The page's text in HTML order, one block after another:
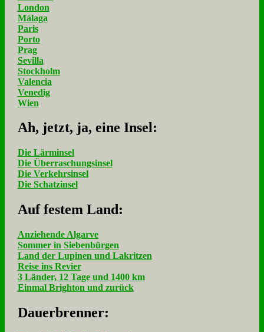
London
Málaga
Paris
Porto
Prag
Sevilla
Stockholm
Valencia
Venedig
Wien
Ah, jetzt, ja, ei­ne In­sel:
Die Lärminsel
Die Überraschungsinsel
Die Verkehrsinsel
Die Schatzinsel
Auf fe­stem Land:
Anziehende Algarve
Sommer in Siebenbürgen
Land der Lupinen und Lakritzen
Reise ins Revier
3 Länder, 12 Tage und 1400 km
Einmal Brighton und zurück
Dau­er­bren­ner: